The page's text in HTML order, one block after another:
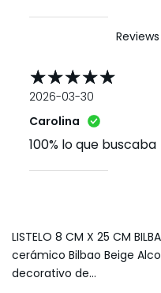
2026-03-30
Carolina
100% lo que buscaba
LISTELO 8 CM X 25 CM
cerámico Bilbao Beige
decorativo de...